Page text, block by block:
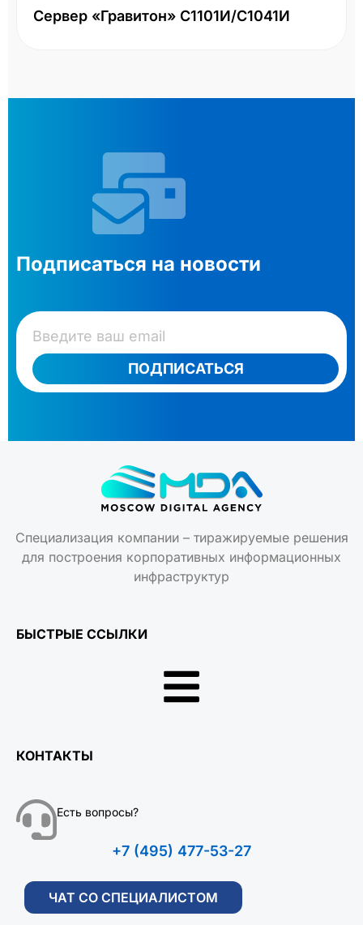
Сервер «Гравитон» С1101И/С1041И
Подписаться на новости
ПОДПИСАТЬСЯ
Специализация компании – тиражируемые решения
для построения корпоративных информационных
инфраструктур
БЫСТРЫЕ ССЫЛКИ
КОНТАКТЫ
Есть вопросы?
+7 (495) 477-53-27
ЧАТ СО СПЕЦИАЛИСТОМ